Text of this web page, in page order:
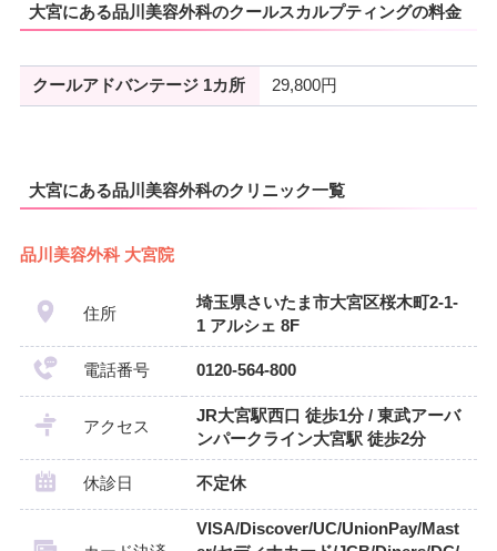
大宮にある品川美容外科のクールスカルプティングの料金
クールアドバンテージ 1カ所 29,800円
大宮にある品川美容外科のクリニック一覧
品川美容外科 大宮院
住所
埼玉県さいたま市大宮区桜木町2-1-
1 アルシェ 8F
電話番号 0120-564-800
アクセス
JR大宮駅西口 徒歩1分 / 東武アーバ
ンパークライン大宮駅 徒歩2分
休診日 不定休
VISA/Discover/UC/UnionPay/Mast